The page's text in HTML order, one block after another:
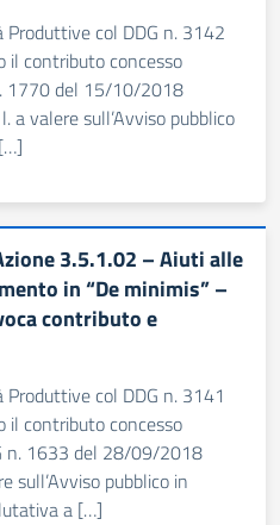
col DDG n. 3142
contributo concesso
1770 del 15/10/2018
a valere sull’Avviso pubblico
3.5.1.02 – Aiuti alle
in “De minimis” –
contributo e
col DDG n. 3141
contributo concesso
n. 1633 del 28/09/2018
sull’Avviso pubblico in
a […]